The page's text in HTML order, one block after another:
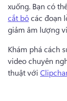
xuống. Bạn có
cắt bỏ các đoạn
giảm âm lượng
Khám phá cách
video chuyên
thuật với